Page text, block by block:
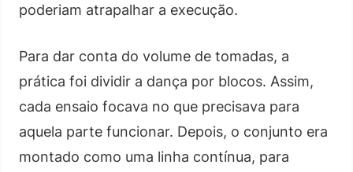
poderiam atrapalhar a execução.
Para dar conta do volume de tomadas, a
prática foi dividir a dança por blocos. Assim,
cada ensaio focava no que precisava para
aquela parte funcionar. Depois, o conjunto era
montado como uma linha contínua, para